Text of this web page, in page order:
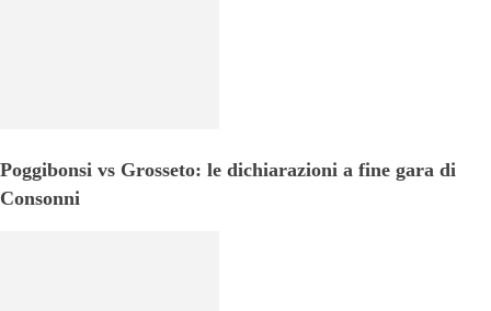
Poggibonsi vs Grosseto: le dichiarazioni a fine gara di
Consonni